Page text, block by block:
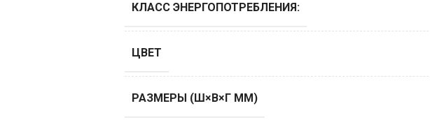
КЛАСС ЭНЕРГОПОТРЕБЛЕНИЯ:
ЦВЕТ
РАЗМЕРЫ (Ш×В×Г ММ)